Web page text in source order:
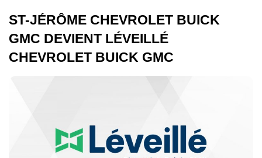
ST-JÉRÔME CHEVROLET BUICK
GMC DEVIENT LÉVEILLÉ
CHEVROLET BUICK GMC